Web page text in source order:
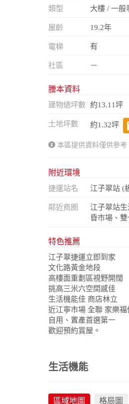
類型 大樓 / 一般
屋齡 19.2年
電梯 有
社區 －
謄本資料
建物總坪數 約13.11坪
土地坪數 約1.32坪
本區提供資料僅供參
附近環境
捷運站名 江子翠站 (
鄰近商圈
江子翠站
昏市場、
特色推薦
江子翠捷運立即到家
文化路黃金地段
高樓面重劃區視野開闊
挑高三米六空間感佳
生活機能佳 商店林立
近江寧市場 全聯 家樂福
自用、置產首選第一
歡迎預約賞屋。
生活機能
區域地圖 格局圖